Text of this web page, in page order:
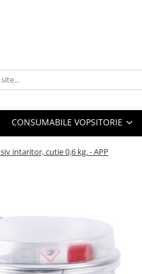
CONSUMABILE VOPSITORIE
intaritor, cutie 0,6 kg. - APP